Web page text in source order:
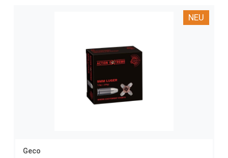
NEU
Geco